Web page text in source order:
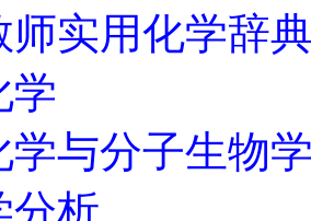
师实用化学辞
学
学与分子生物
分析